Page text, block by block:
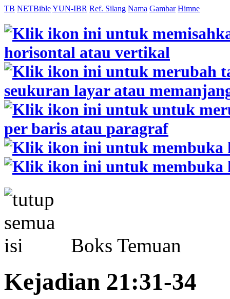
TB NETBibleYUN-IBR Ref. Silang Nama Gambar Himne
Boks Temuan
Kejadian 21:31-34